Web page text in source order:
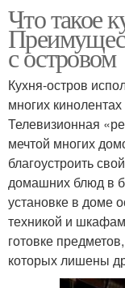
Что такое
с островом
Кухня-остров
многих
Телевизионная
мечтой многих
благоустроить
домашних блюд в
установке в доме
техникой и
готовке
которых лишены